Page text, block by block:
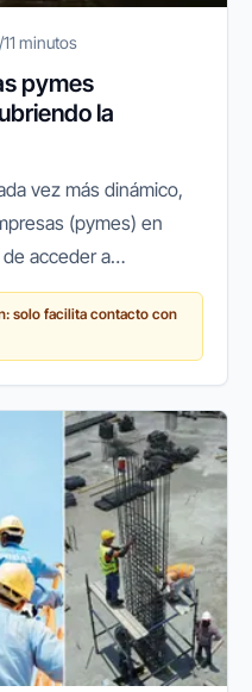
/11 minutos
pymes
la
vez más dinámico,
(pymes) en
acceder a
crecer, innovar o
solo facilita contacto con